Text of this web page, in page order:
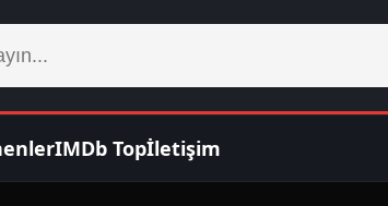
IMDb Topİletişim